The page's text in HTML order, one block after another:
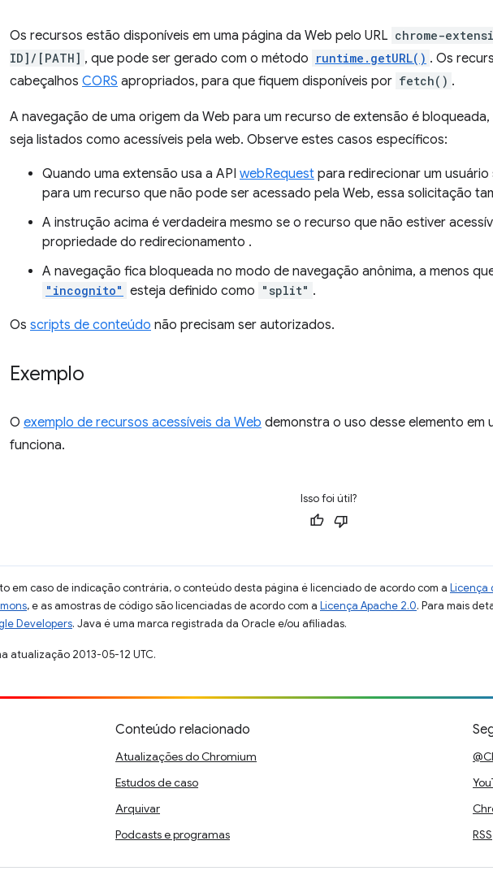
Os recursos estão disponíveis em uma página da Web pelo URL chrome-
ID]/[PATH] , que pode ser gerado com o método runtime.getURL() . Os
cabeçalhos CORS apropriados, para que fiquem disponíveis por fetch() .
A navegação de uma origem da Web para um recurso de extensão é
seja listados como acessíveis pela web. Observe estes casos específicos:
Quando uma extensão usa a API webRequest para redirecionar um
para um recurso que não pode ser acessado pela Web, essa solicitação
A instrução acima é verdadeira mesmo se o recurso que não estiver
propriedade do redirecionamento .
A navegação fica bloqueada no modo de navegação anônima, a menos
"incognito" esteja definido como "split" .
Os scripts de conteúdo não precisam ser autorizados.
Exemplo
O exemplo de recursos acessíveis da Web demonstra o uso desse elemento em
funciona.
Isso foi útil?
em caso de indicação contrária, o conteúdo desta página é licenciado de acordo com a Licença
, e as amostras de código são licenciadas de acordo com a Licença Apache 2.0. Para mais
Developers. Java é uma marca registrada da Oracle e/ou afiliadas.
atualização 2013-05-12 UTC.
Conteúdo relacionado
Atualizações do Chromium
Estudos de caso
Arquivar
Podcasts e programas
RSS